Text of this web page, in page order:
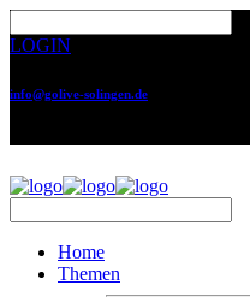
LOGIN
info@golive-solingen.de
Home
Themen